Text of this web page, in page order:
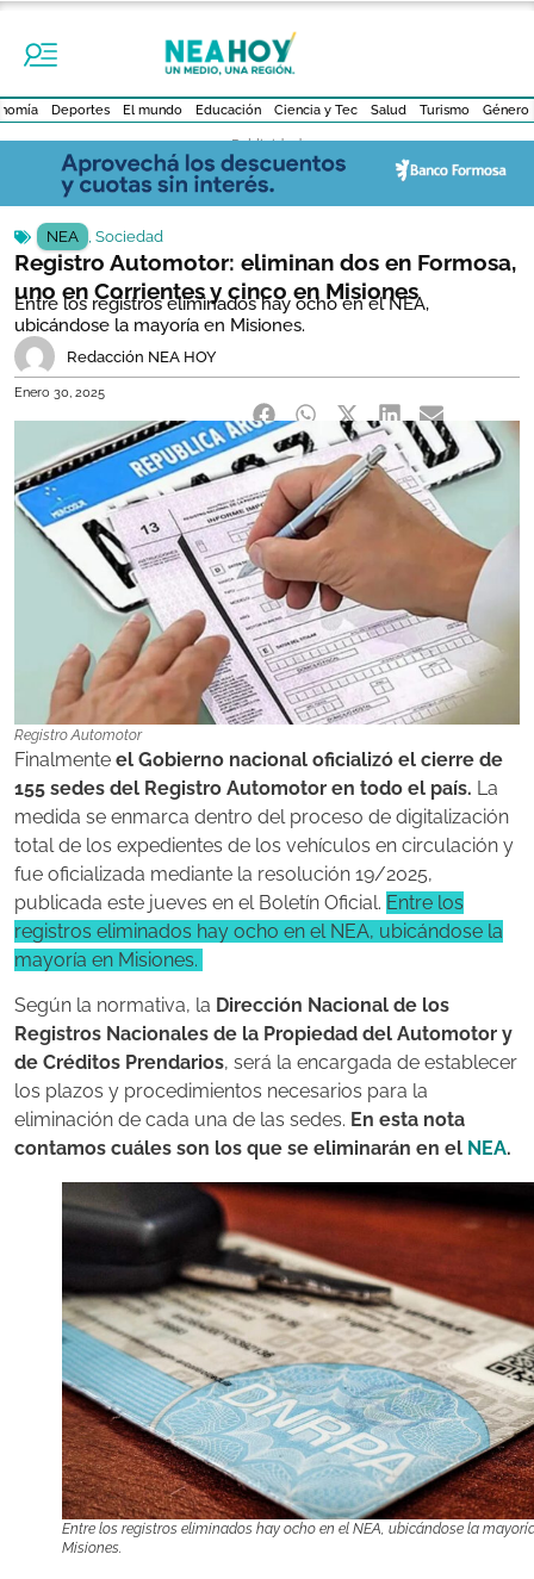
Deportes El mundo Educación Ciencia y Tec Salud Turismo Género
- Publicidad -
NEA , Sociedad
Registro Automotor: eliminan dos en Formosa,
uno en Corrientes y cinco en Misiones
Entre los registros eliminados hay ocho en el NEA,
ubicándose la mayoría en Misiones.
Redacción NEA HOY
Enero 30, 2025
Registro Automotor
Finalmente el Gobierno nacional oficializó el cierre de
155 sedes del Registro Automotor en todo el país. La
medida se enmarca dentro del proceso de digitalización
total de los expedientes de los vehículos en circulación y
fue oficializada mediante la resolución 19/2025,
publicada este jueves en el Boletín Oficial. Entre los
registros eliminados hay ocho en el NEA, ubicándose la
mayoría en Misiones.
Según la normativa, la Dirección Nacional de los
Registros Nacionales de la Propiedad del Automotor y
de Créditos Prendarios, será la encargada de establecer
los plazos y procedimientos necesarios para la
eliminación de cada una de las sedes. En esta nota
contamos cuáles son los que se eliminarán en el NEA.
Entre los registros eliminados hay ocho en el NEA, ubicándose la
Misiones.